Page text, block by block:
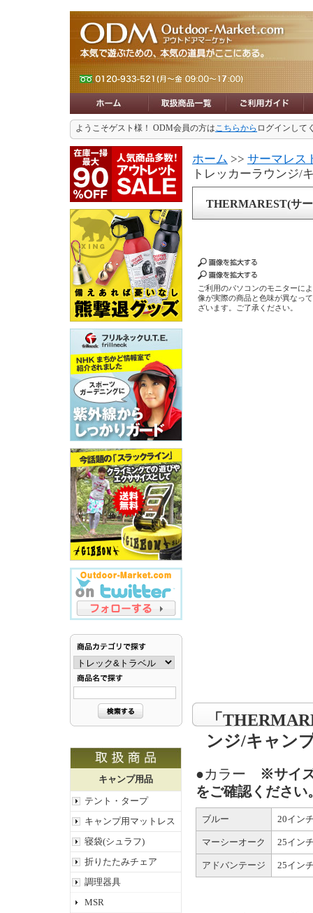
ようこそゲスト様！ ODM会員の方はこちらから ログインして
キャンプ用品
テント・タープ
キャンプ用マットレス
寝袋(シュラフ)
折りたたみチェア
調理器具
MSR
ホーム >> サーマレス
トレッカーラウンジ/
THERMAREST(サ
ご利用のパソコンのモニターに
像が実際の商品と色味が異なっ
ざいます。ご了承ください。
「
ンジ/キャン
●カラー ※サイ
をご確認ください
ブルー 20イン
マーシーオーク 25イン
アドバンテージ 25イン